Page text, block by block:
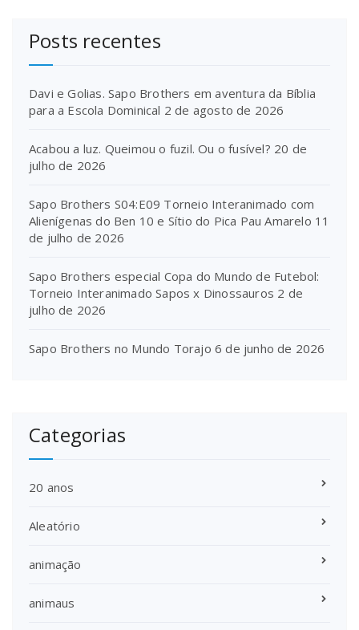
Posts recentes
Davi e Golias. Sapo Brothers em aventura da Bíblia
para a Escola Dominical 2 de agosto de 2026
Acabou a luz. Queimou o fuzil. Ou o fusível? 20 de
julho de 2026
Sapo Brothers S04:E09 Torneio Interanimado com
Alienígenas do Ben 10 e Sítio do Pica Pau Amarelo 11
de julho de 2026
Sapo Brothers especial Copa do Mundo de Futebol:
Torneio Interanimado Sapos x Dinossauros 2 de
julho de 2026
Sapo Brothers no Mundo Torajo 6 de junho de 2026
Categorias
20 anos
Aleatório
animação
animaus